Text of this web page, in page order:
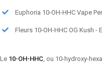
Euphoria 10-OH-HHC Vape
Fleurs 10-OH-HHC OG Kush -
Le 10-OH-HHC , ou 10-hydroxy-